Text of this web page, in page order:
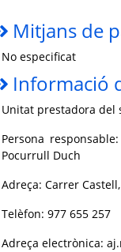
Mitjans de
No especificat
Informació
Unitat prestadora del
Persona
Pocurrull Duch
Adreça: Carrer
Telèfon: 977 655 257
Adreça electrònica: